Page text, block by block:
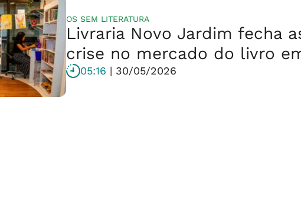
OS SEM LITERATURA
Livraria Novo Jardim fecha
crise no mercado do livro
05:16 | 30/05/2026